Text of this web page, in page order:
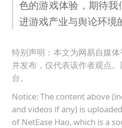
色的游戏体验，期待
进游戏产业与舆论环境
特别声明：本文为网易自媒体
并发布，仅代表该作者观点
台。
Notice: The content above
and videos if any) is
of NetEase Hao, which is a